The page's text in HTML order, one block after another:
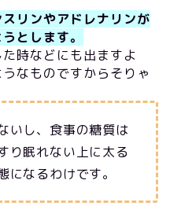
リンやアドレナリンが
とします。
時などにも出ますよ
なものですからそりゃ
いし、食事の糖質は
り眠れない上に太る
になるわけです。